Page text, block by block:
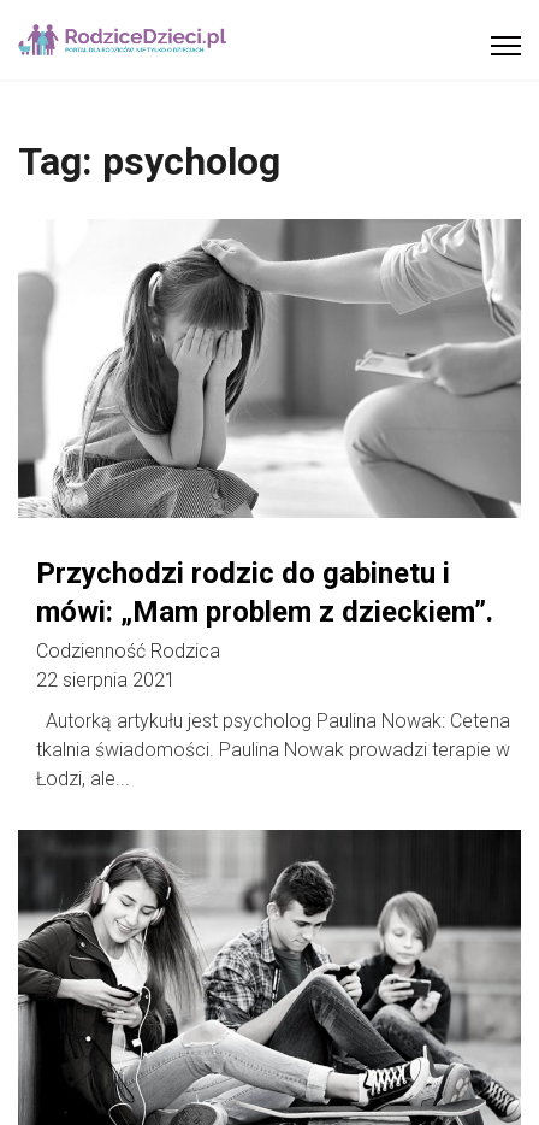
Tag: psycholog
Przychodzi rodzic do gabinetu i
mówi: „Mam problem z dzieckiem”.
Codzienność Rodzica
22 sierpnia 2021
Autorką artykułu jest psycholog Paulina Nowak: Cetena
tkalnia świadomości. Paulina Nowak prowadzi terapie w
Łodzi, ale...